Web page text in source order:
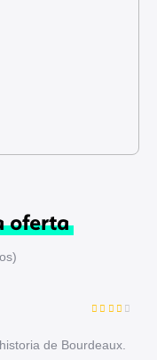
oferta
de Bourdeaux.